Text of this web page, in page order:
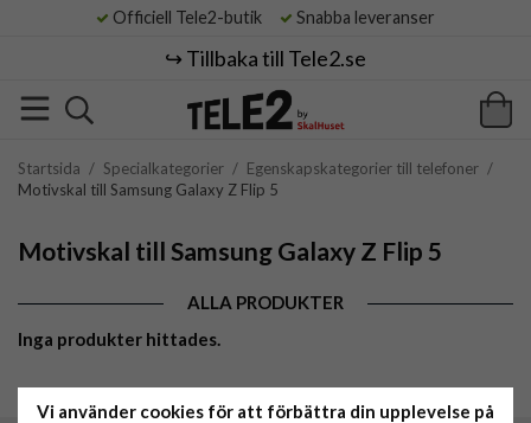
Officiell Tele2-butik Snabba leveranser
↪️ Tillbaka till Tele2.se
Startsida / Specialkategorier / Egenskapskategorier till telefoner /
Motivskal till Samsung Galaxy Z Flip 5
Motivskal till Samsung Galaxy Z Flip 5
ALLA PRODUKTER
Inga produkter hittades.
Vi använder cookies för att förbättra din upplevelse på